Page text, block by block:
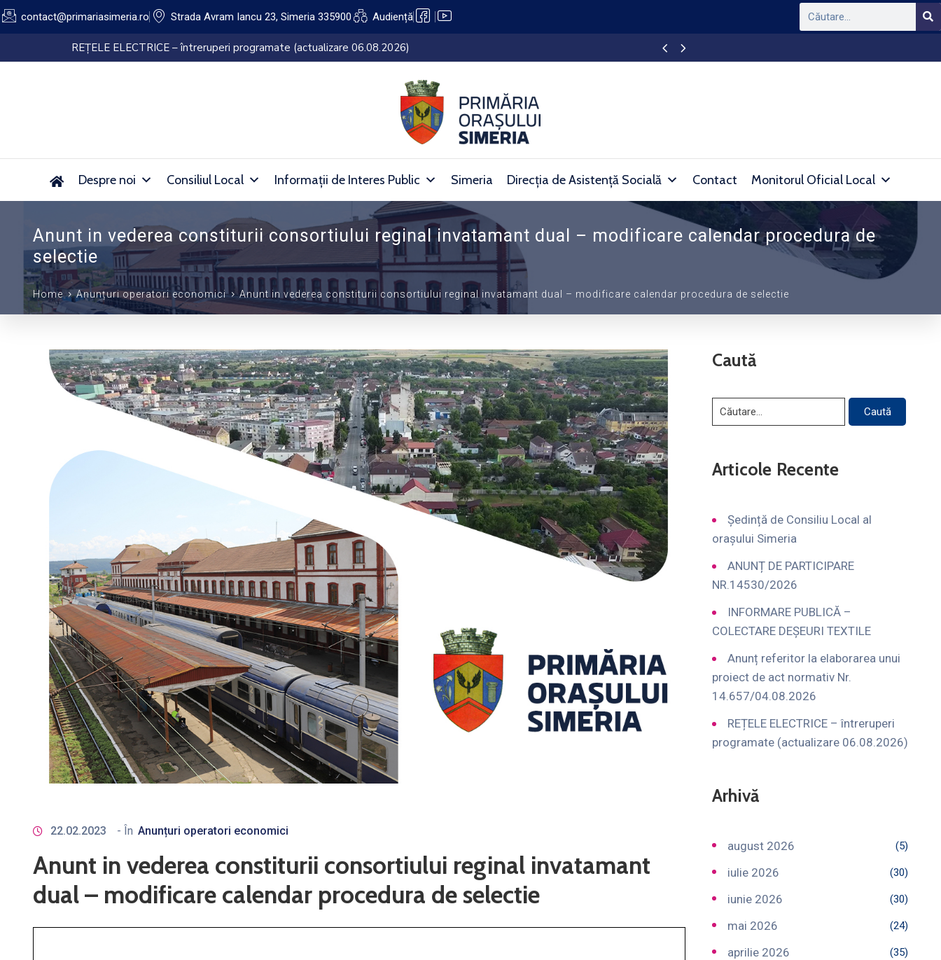
contact@primariasimeria.ro Strada Avram Iancu 23, Simeria 335900 Audiență
Lucrări de dezinsecție pe domeniul public al Orașului Simeria (27.07.2026 – 05.08.2026)
Despre noi Consiliul Local Informații de Interes Public Simeria Direcția de Asistență Socială Contact Monitorul Oficial Local
Anunt in vederea constiturii consortiului reginal invatamant dual – modificare calendar procedura de
selectie
Home Anunțuri operatori economici Anunt in vederea constiturii consortiului reginal invatamant dual – modificare calendar procedura de selectie
22.02.2023 - În Anunțuri operatori economici
Anunt in vederea constiturii consortiului reginal invatamant
dual – modificare calendar procedura de selectie
Caută
Articole Recente
Ședință de Consiliu Local al
orașului Simeria
ANUNȚ DE PARTICIPARE
NR.14530/2026
INFORMARE PUBLICĂ –
COLECTARE DEȘEURI TEXTILE
Anunț referitor la elaborarea unui
proiect de act normativ Nr.
14.657/04.08.2026
REȚELE ELECTRICE – întreruperi
programate (actualizare 06.08.2026)
Arhivă
august 2026 (5)
iulie 2026 (30)
iunie 2026 (30)
mai 2026 (24)
aprilie 2026 (35)